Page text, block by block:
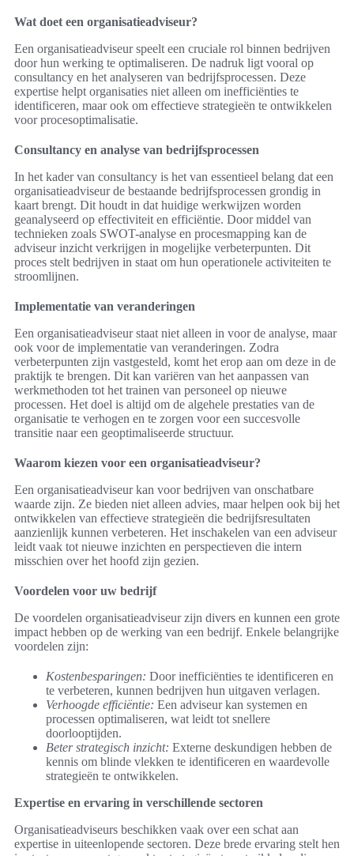
Wat doet een organisatieadviseur?
Een organisatieadviseur speelt een cruciale rol binnen bedrijven
door hun werking te optimaliseren. De nadruk ligt vooral op
consultancy en het analyseren van bedrijfsprocessen. Deze
expertise helpt organisaties niet alleen om inefficiënties te
identificeren, maar ook om effectieve strategieën te ontwikkelen
voor procesoptimalisatie.
Consultancy en analyse van bedrijfsprocessen
In het kader van consultancy is het van essentieel belang dat een
organisatieadviseur de bestaande bedrijfsprocessen grondig in
kaart brengt. Dit houdt in dat huidige werkwijzen worden
geanalyseerd op effectiviteit en efficiëntie. Door middel van
technieken zoals SWOT-analyse en procesmapping kan de
adviseur inzicht verkrijgen in mogelijke verbeterpunten. Dit
proces stelt bedrijven in staat om hun operationele activiteiten te
stroomlijnen.
Implementatie van veranderingen
Een organisatieadviseur staat niet alleen in voor de analyse, maar
ook voor de implementatie van veranderingen. Zodra
verbeterpunten zijn vastgesteld, komt het erop aan om deze in de
praktijk te brengen. Dit kan variëren van het aanpassen van
werkmethoden tot het trainen van personeel op nieuwe
processen. Het doel is altijd om de algehele prestaties van de
organisatie te verhogen en te zorgen voor een succesvolle
transitie naar een geoptimaliseerde structuur.
Waarom kiezen voor een organisatieadviseur?
Een organisatieadviseur kan voor bedrijven van onschatbare
waarde zijn. Ze bieden niet alleen advies, maar helpen ook bij het
ontwikkelen van effectieve strategieën die bedrijfsresultaten
aanzienlijk kunnen verbeteren. Het inschakelen van een adviseur
leidt vaak tot nieuwe inzichten en perspectieven die intern
misschien over het hoofd zijn gezien.
Voordelen voor uw bedrijf
De voordelen organisatieadviseur zijn divers en kunnen een grote
impact hebben op de werking van een bedrijf. Enkele belangrijke
voordelen zijn:
Kostenbesparingen: Door inefficiënties te identificeren en
te verbeteren, kunnen bedrijven hun uitgaven verlagen.
Verhoogde efficiëntie: Een adviseur kan systemen en
processen optimaliseren, wat leidt tot snellere
doorlooptijden.
Beter strategisch inzicht: Externe deskundigen hebben de
kennis om blinde vlekken te identificeren en waardevolle
strategieën te ontwikkelen.
Expertise en ervaring in verschillende sectoren
Organisatieadviseurs beschikken vaak over een schat aan
expertise in uiteenlopende sectoren. Deze brede ervaring stelt hen